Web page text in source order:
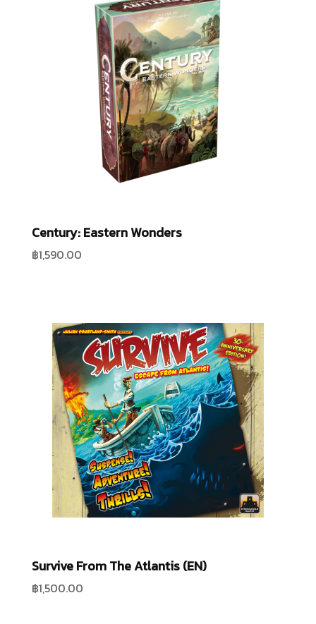
Century: Eastern Wonders
฿1,590.00
Survive From The Atlantis (EN)
฿1,500.00